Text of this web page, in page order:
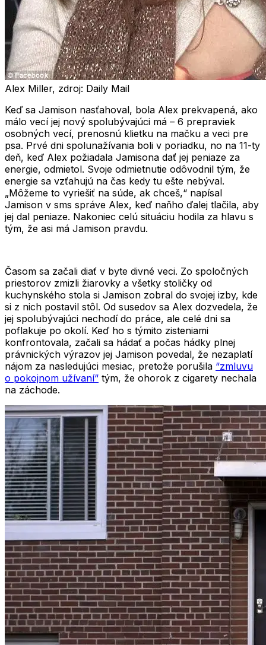
Alex Miller, zdroj: Daily Mail
Keď sa Jamison nasťahoval, bola Alex prekvapená, ako
málo vecí jej nový spolubývajúci má – 6 prepraviek
osobných vecí, prenosnú klietku na mačku a veci pre
psa. Prvé dni spolunažívania boli v poriadku, no na 11-ty
deň, keď Alex požiadala Jamisona dať jej peniaze za
energie, odmietol. Svoje odmietnutie odôvodnil tým, že
energie sa vzťahujú na čas kedy tu ešte nebýval.
„Môžeme to vyriešiť na súde, ak chceš,“ napísal
Jamison v sms správe Alex, keď naňho ďalej tlačila, aby
jej dal peniaze. Nakoniec celú situáciu hodila za hlavu s
tým, že asi má Jamison pravdu.
Časom sa začali diať v byte divné veci. Zo spoločných
priestorov zmizli žiarovky a všetky stoličky od
kuchynského stola si Jamison zobral do svojej izby, kde
si z nich postavil stôl. Od susedov sa Alex dozvedela, že
jej spolubývajúci nechodí do práce, ale celé dni sa
poflakuje po okolí. Keď ho s týmito zisteniami
konfrontovala, začali sa hádať a počas hádky plnej
právnických výrazov jej Jamison povedal, že nezaplatí
nájom za nasledujúci mesiac, pretože porušila “zmluvu
o pokojnom užívaní“ tým, že ohorok z cigarety nechala
na záchode.